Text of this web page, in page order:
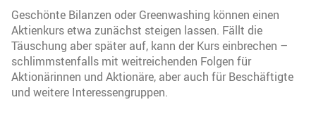
Geschönte Bilanzen oder Greenwashing können einen
Aktienkurs etwa zunächst steigen lassen. Fällt die
Täuschung aber später auf, kann der Kurs einbrechen –
schlimmstenfalls mit weitreichenden Folgen für
Aktionärinnen und Aktionäre, aber auch für Beschäftigte
und weitere Interessengruppen.